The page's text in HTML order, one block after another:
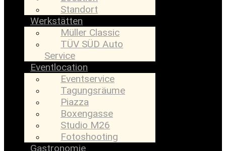
Standort
Werkstätten
Müller Classic
TÜV SÜD Auto
Service
Eventlocation
Eventservice
Tagungsräume
Piazza
Boxengasse
Studio M26
Fotoshooting
Gastronomie